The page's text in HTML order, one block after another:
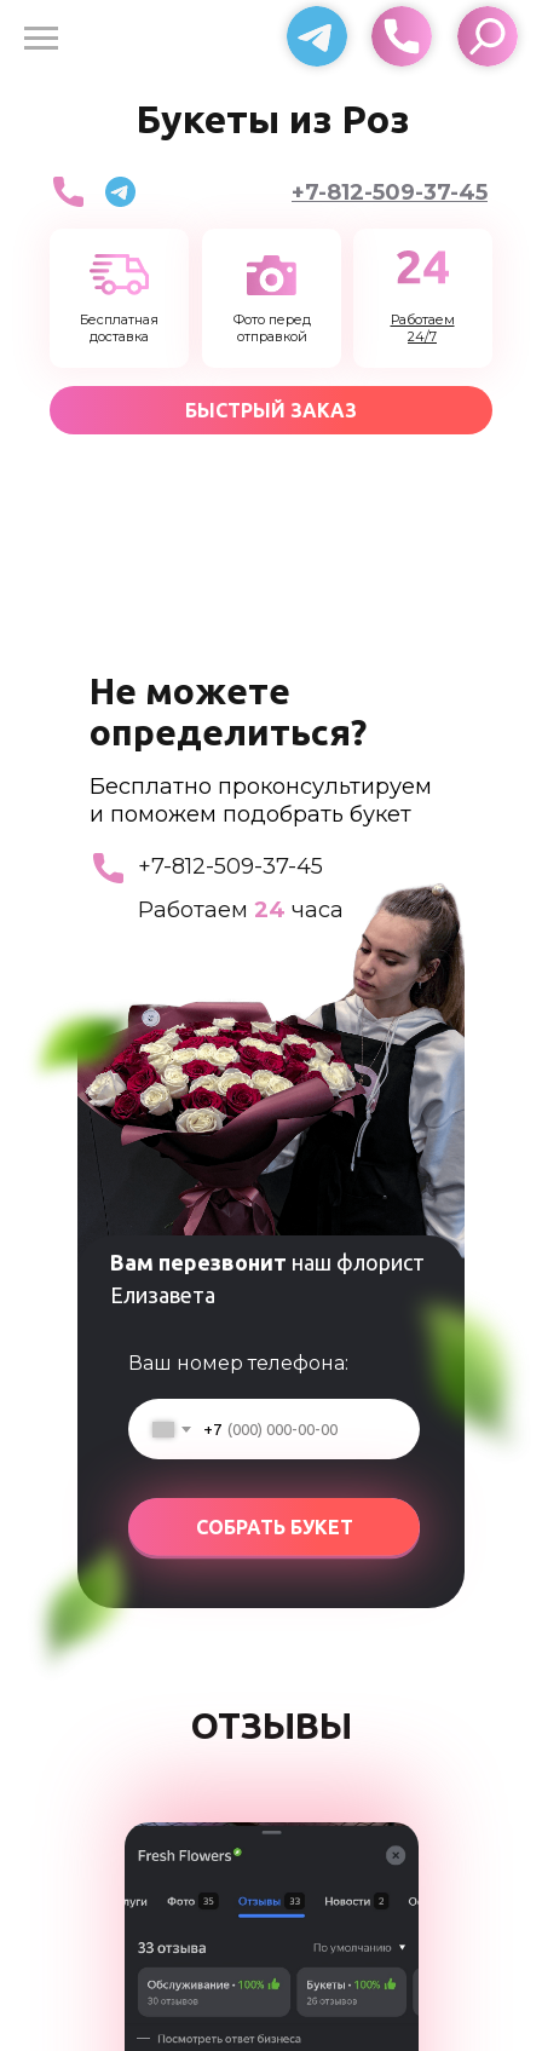
Доставка цветов 24
Букеты из Роз
Фото перед
отправкой
Бесплатная
доставка
Работаем
24/7
+7-812-509-37-45
БЫСТРЫЙ ЗАКАЗ
Ваш номер телефона:
+7
СОБРАТЬ БУКЕТ
Не можете
определиться?
Работаем 24 часа
+7-812-509-37-45
Вам перезвонит наш флорист
Елизавета
Бесплатно проконсультируем
и поможем подобрать букет
ОТЗЫВЫ